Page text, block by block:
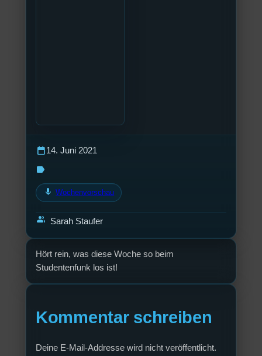
Hört rein, was diese Woche so beim
Studentenfunk los ist!
Kommentar schreiben
Deine E-Mail-Addresse wird nicht veröffentlicht.
calendar_today14. Juni 2021
label
mic Wochenvorschau
group Sarah Staufer